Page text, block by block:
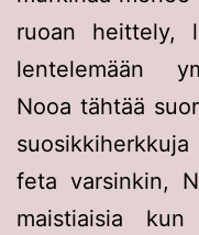
ruoan heittely,
lentelemään
Nooa tähtää
feta varsinkin,
maistiaisia